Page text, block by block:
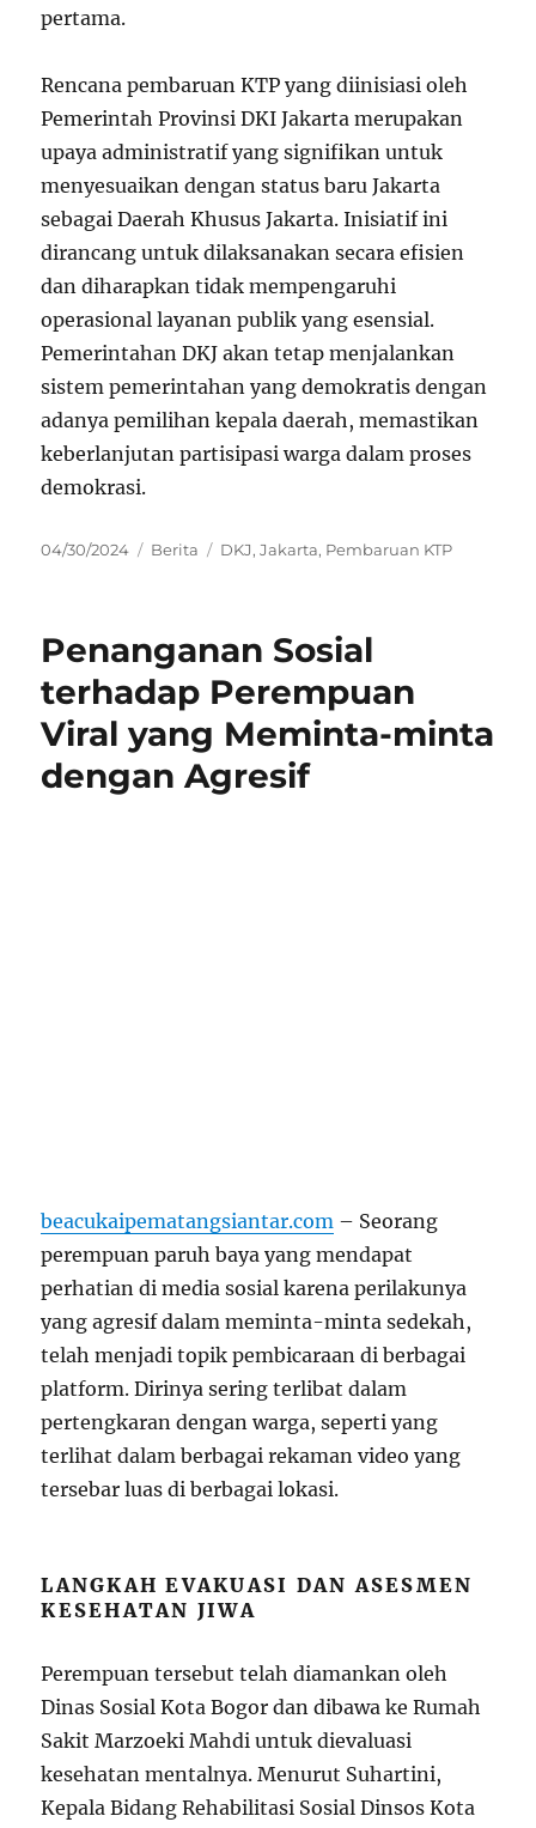
pertama.
Rencana pembaruan KTP yang diinisiasi oleh
Pemerintah Provinsi DKI Jakarta merupakan
upaya administratif yang signifikan untuk
menyesuaikan dengan status baru Jakarta
sebagai Daerah Khusus Jakarta. Inisiatif ini
dirancang untuk dilaksanakan secara efisien
dan diharapkan tidak mempengaruhi
operasional layanan publik yang esensial.
Pemerintahan DKJ akan tetap menjalankan
sistem pemerintahan yang demokratis dengan
adanya pemilihan kepala daerah, memastikan
keberlanjutan partisipasi warga dalam proses
demokrasi.
Posted
04/30/2024 Categories
Berita Tags
DKJ,Jakarta, Pembaruan KTP
Penanganan Sosial
terhadap Perempuan
Viral yang Meminta-minta
dengan Agresif
beacukaipematangsiantar.com – Seorang
perempuan paruh baya yang mendapat
perhatian di media sosial karena perilakunya
yang agresif dalam meminta-minta sedekah,
telah menjadi topik pembicaraan di berbagai
platform. Dirinya sering terlibat dalam
pertengkaran dengan warga, seperti yang
terlihat dalam berbagai rekaman video yang
tersebar luas di berbagai lokasi.
LANGKAH EVAKUASI DAN ASESMEN
KESEHATAN JIWA
Perempuan tersebut telah diamankan oleh
Dinas Sosial Kota Bogor dan dibawa ke Rumah
Sakit Marzoeki Mahdi untuk dievaluasi
kesehatan mentalnya. Menurut Suhartini,
Kepala Bidang Rehabilitasi Sosial Dinsos Kota